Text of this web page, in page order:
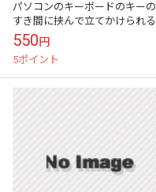
パソコンのキーボードのキーの
すき間に挟んで立てかけられる
かわいい伝言メモ ハイモジモ
ジ Deng On\"Fence\"
550円
5ポイント